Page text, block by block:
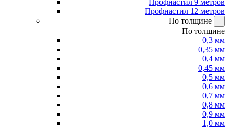
Профнастил 9 метров
Профнастил 12 метров
По толщине
По толщине
0,3 мм
0,35 мм
0,4 мм
0,45 мм
0,5 мм
0,6 мм
0,7 мм
0,8 мм
0,9 мм
1,0 мм